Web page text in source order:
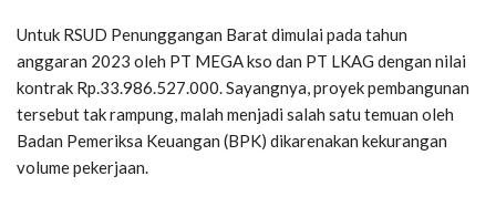
Untuk RSUD Penunggangan Barat dimulai pada tahun
anggaran 2023 oleh PT MEGA kso dan PT LKAG dengan nilai
kontrak Rp.33.986.527.000. Sayangnya, proyek pembangunan
tersebut tak rampung, malah menjadi salah satu temuan oleh
Badan Pemeriksa Keuangan (BPK) dikarenakan kekurangan
volume pekerjaan.